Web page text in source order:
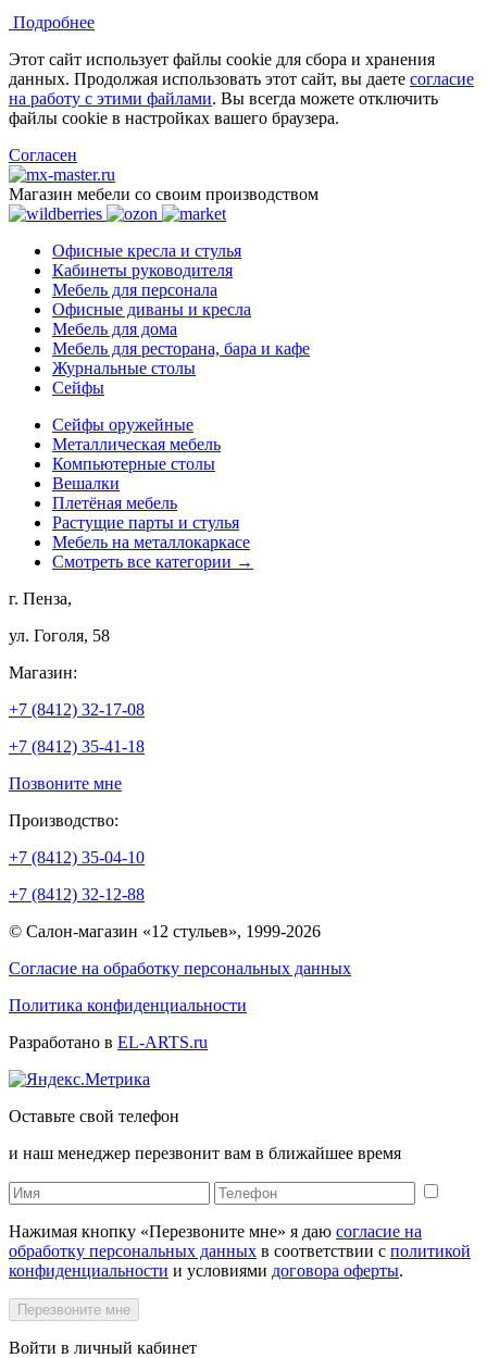
Подробнее
Этот сайт использует файлы cookie для сбора и хранения
данных. Продолжая использовать этот сайт, вы даете согласие
на работу с этими файлами. Вы всегда можете отключить
файлы cookie в настройках вашего браузера.
Согласен
Магазин мебели со своим производством
Офисные кресла и стулья
Кабинеты руководителя
Мебель для персонала
Офисные диваны и кресла
Мебель для дома
Мебель для ресторана, бара и кафе
Журнальные столы
Сейфы
Сейфы оружейные
Металлическая мебель
Компьютерные столы
Вешалки
Плетёная мебель
Растущие парты и стулья
Мебель на металлокаркасе
Смотреть все категории →
г. Пенза,
ул. Гоголя, 58
Магазин:
+7 (8412) 32-17-08
+7 (8412) 35-41-18
Позвоните мне
Производство:
+7 (8412) 35-04-10
+7 (8412) 32-12-88
© Салон-магазин «12 стульев», 1999-2026
Согласие на обработку персональных данных
Политика конфиденциальности
Разработано в EL-ARTS.ru
Оставьте свой телефон
и наш менеджер перезвонит вам в ближайшее время
Нажимая кнопку «Перезвоните мне» я даю согласие на
обработку персональных данных в соответствии с политикой
конфиденциальности и условиями договора оферты.
Перезвоните мне
Войти в личный кабинет